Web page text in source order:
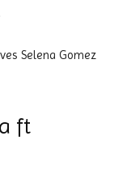
Selena Gomez
ft